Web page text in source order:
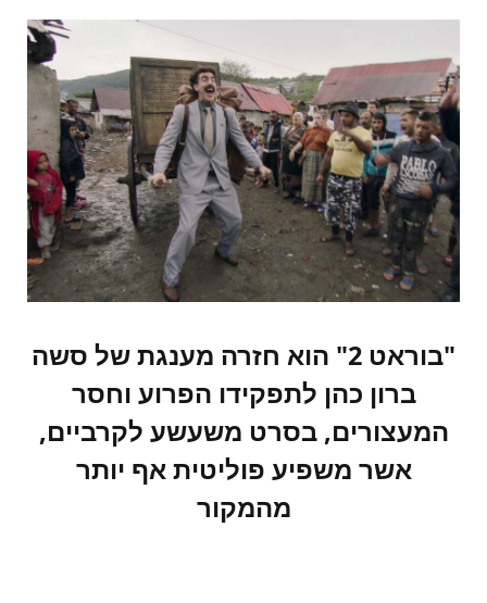
"בוראט 2" הוא חזרה מענגת של סשה
ברון כהן לתפקידו הפרוע וחסר
המעצורים, בסרט משעשע לקרביים,
אשר משפיע פוליטית אף יותר
מהמקור